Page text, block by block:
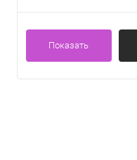
Показать